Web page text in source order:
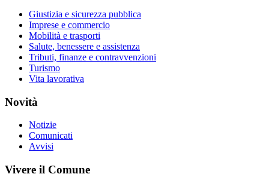
Giustizia e sicurezza pubblica
Imprese e commercio
Mobilità e trasporti
Salute, benessere e assistenza
Tributi, finanze e contravvenzioni
Turismo
Vita lavorativa
Novità
Notizie
Comunicati
Avvisi
Vivere il Comune